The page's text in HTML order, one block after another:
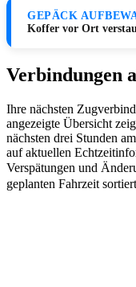
GEPÄCK
Koffer vor Ort
Verbindungen
Ihre nächsten
angezeigte Übersicht
nächsten drei Stunden
auf aktuellen
Verspätungen und
geplanten Fahrzeit